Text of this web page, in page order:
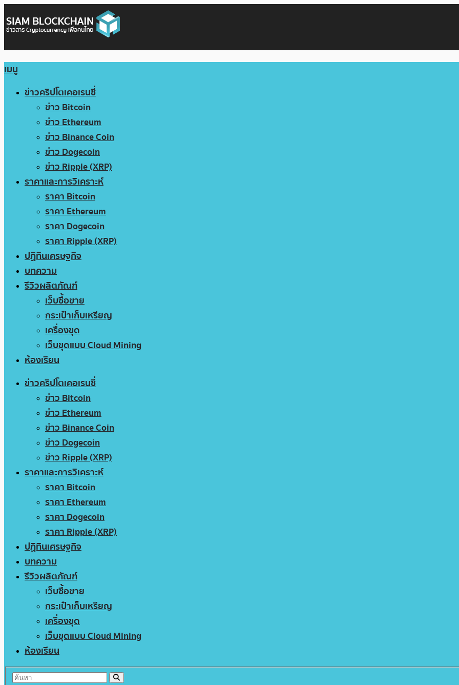
เมนู
ข่าวคริปโตเคอเรนซี่
ข่าว Bitcoin
ข่าว Ethereum
ข่าว Binance Coin
ข่าว Dogecoin
ข่าว Ripple (XRP)
ราคาและการวิเคราะห์
ราคา Bitcoin
ราคา Ethereum
ราคา Dogecoin
ราคา Ripple (XRP)
ปฏิทินเศรษฐกิจ
บทความ
รีวิวผลิตภัณฑ์
เว็บซื้อขาย
กระเป๋าเก็บเหรียญ
เครื่องขุด
เว็บขุดแบบ Cloud Mining
ห้องเรียน
ข่าวคริปโตเคอเรนซี่
ข่าว Bitcoin
ข่าว Ethereum
ข่าว Binance Coin
ข่าว Dogecoin
ข่าว Ripple (XRP)
ราคาและการวิเคราะห์
ราคา Bitcoin
ราคา Ethereum
ราคา Dogecoin
ราคา Ripple (XRP)
ปฏิทินเศรษฐกิจ
บทความ
รีวิวผลิตภัณฑ์
เว็บซื้อขาย
กระเป๋าเก็บเหรียญ
เครื่องขุด
เว็บขุดแบบ Cloud Mining
ห้องเรียน